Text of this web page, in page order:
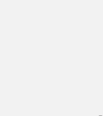
* ALLE PREISE INKL.